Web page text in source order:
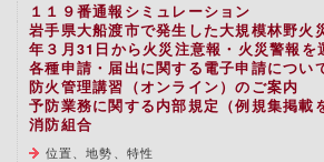
１１９番通報シミュレーション
岩手県大船渡市で発生した大規模林野火
年３月31日から火災注意報・火災警報を
各種申請・届出に関する電子申請につい
防火管理講習（オンライン）のご案内
予防業務に関する内部規定（例規集掲載
消防組合
位置、地勢、特性